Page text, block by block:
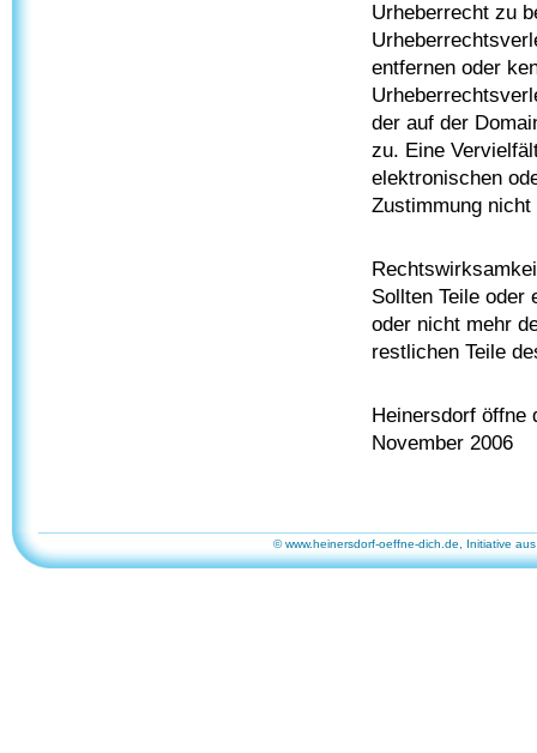
Urheberrecht zu
entfernen oder
der auf der
zu. Eine
elektronischen
Zustimmung
Sollten Teile oder
oder nicht mehr
restlichen Teile
Heinersdorf öffne
November 2006
© www.heinersdorf-oeffne-dich.de, Initiative